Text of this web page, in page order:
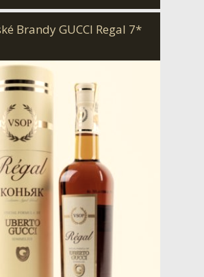
Brandy GUCCI Regal 7*